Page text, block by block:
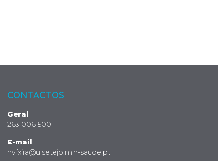
CONTACTOS
Geral
263 006 500
E-mail
hvfxira@ulsetejo.min-saude.pt